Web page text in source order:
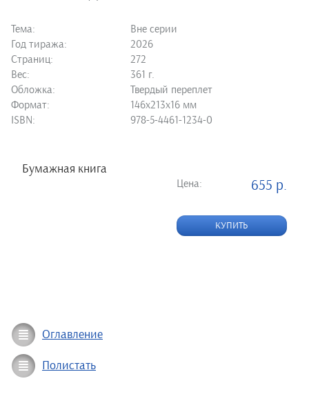
Тема:
Вне серии
Год тиража:
2026
Страниц:
272
Вес:
361 г.
Обложка:
Твердый переплет
Формат:
146х213х16 мм
ISBN:
978-5-4461-1234-0
Бумажная книга
Цена: 655 р.
КУПИТЬ
Оглавление
Полистать